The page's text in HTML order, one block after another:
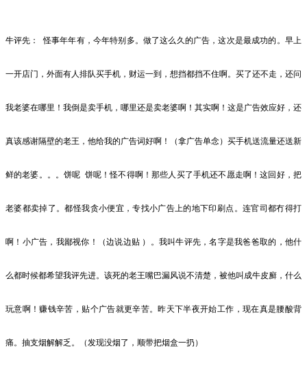
牛评先： 怪事年年有，今年特别多。做了这么久的广告，这次是最成功的。早上
一开店门，外面有人排队买手机，财运一到，想挡都挡不住啊。买了还不走，还问
我老婆在哪里！我倒是卖手机，哪里还是卖老婆啊！其实啊！这是广告效应好，还
真该感谢隔壁的老王，他给我的广告词好啊！（拿广告单念）买手机送流量还送新
鲜的老婆。。。饼呢 饼呢！怪不得啊！那些人买了手机还不愿走啊！这回好，把
老婆都卖掉了。都怪我贪小便宜，专找小广告上的地下印刷点。连官司都冇得打
啊！小广告，我鄙视你！（边说边贴 ）。我叫牛评先，名字是我爸爸取的，他什
么都时候都希望我评先进。该死的老王嘴巴漏风说不清楚，被他叫成牛皮廯，什么
玩意啊！赚钱辛苦，贴个广告就更辛苦。昨天下半夜开始工作，现在真是腰酸背
痛。抽支烟解解乏。（发现没烟了，顺带把烟盒一扔）